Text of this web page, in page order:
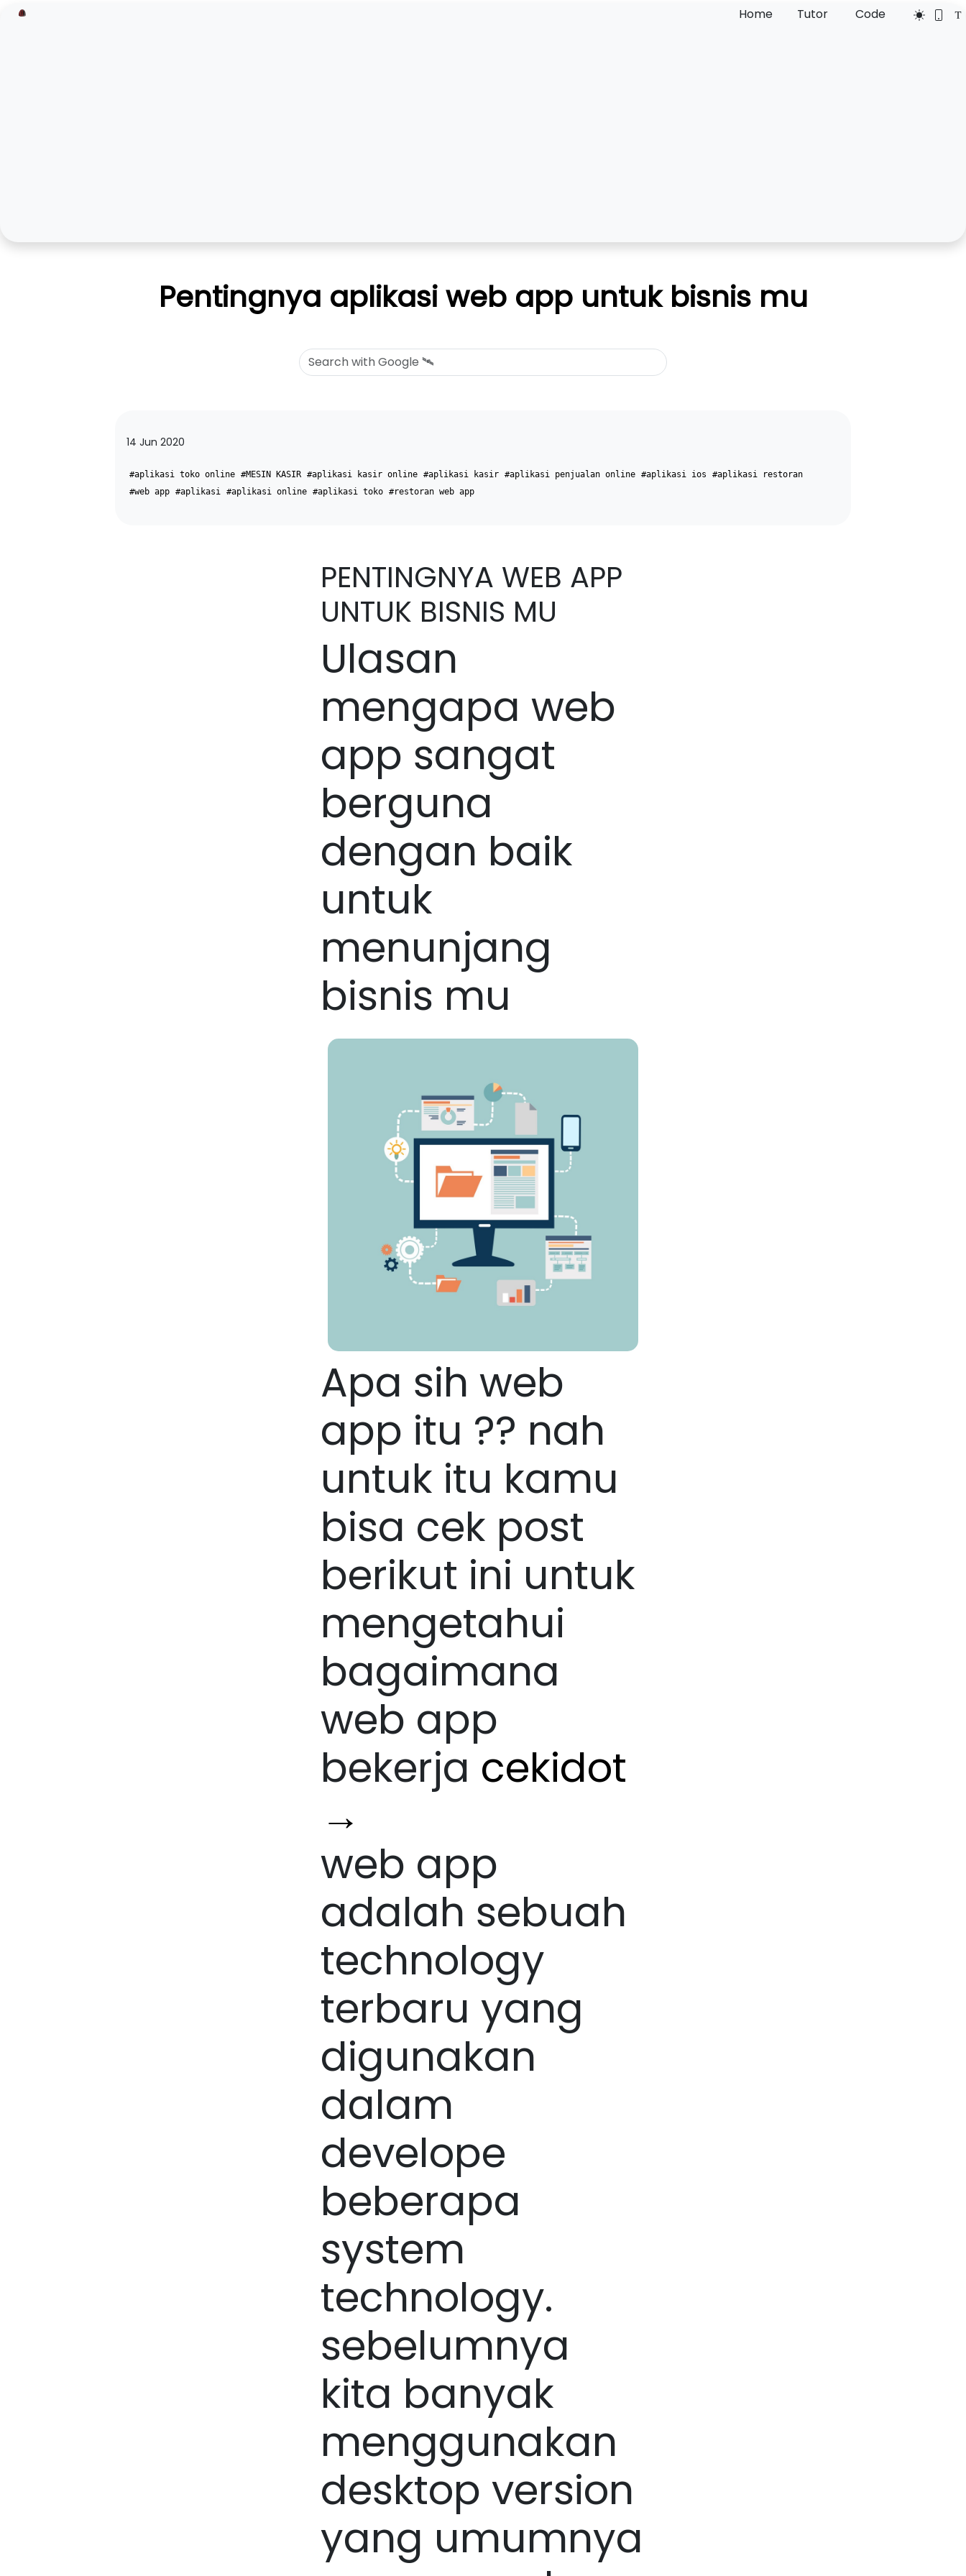
Home Tutor Code
Pentingnya aplikasi web app untuk bisnis mu
14 Jun 2020
#aplikasi toko online #MESIN KASIR #aplikasi kasir online #aplikasi kasir #aplikasi penjualan online #aplikasi ios
#aplikasi restoran
#web app #aplikasi #aplikasi online #aplikasi toko #restoran web app
PENTINGNYA WEB APP
UNTUK BISNIS MU
Ulasan
mengapa web
app sangat
berguna
dengan baik
untuk
menunjang
bisnis mu
Apa sih web
app itu ?? nah
untuk itu kamu
bisa cek post
berikut ini untuk
mengetahui
bagaimana
web app
bekerja cekidot
→
web app
adalah sebuah
technology
terbaru yang
digunakan
dalam
develope
beberapa
system
technology.
sebelumnya
kita banyak
menggunakan
desktop version
yang umumnya